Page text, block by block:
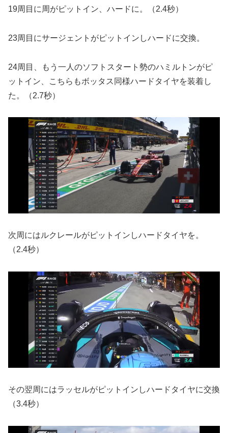
19周目に周がピットイン、ハードに。（2.4秒）
23周目にサージェントがピットインしハードに交換。
24周目、もう一人のソフトスタート勢のハミルトンがピ
ットイン、こちらもボッタス同様ハードタイヤを装着し
た。（2.7秒）
次周にはルクレールがピットインしハードタイヤを。
（2.4秒）
その翌周にはラッセルがピットインしハードタイヤに交換
（3.4秒）